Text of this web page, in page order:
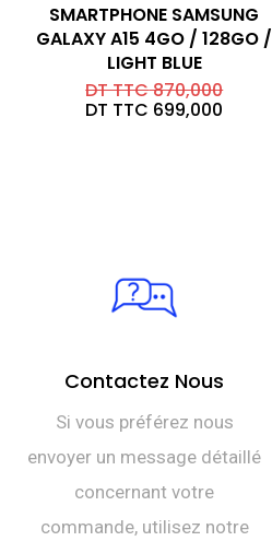
SMARTPHONE SAMSUNG
GALAXY A15 4GO / 128GO /
LIGHT BLUE
DT TTC870,000Le
DT TTC 699,000
Contactez Nous
Si vous préférez nous
envoyer un message détaillé
concernant votre
commande, utilisez notre